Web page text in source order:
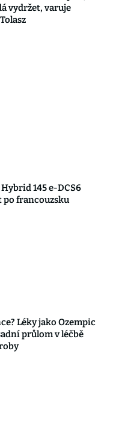
vydržet, varuje
145 e-DCS6
po francouzsku
Léky jako Ozempic
průlom v léčbě